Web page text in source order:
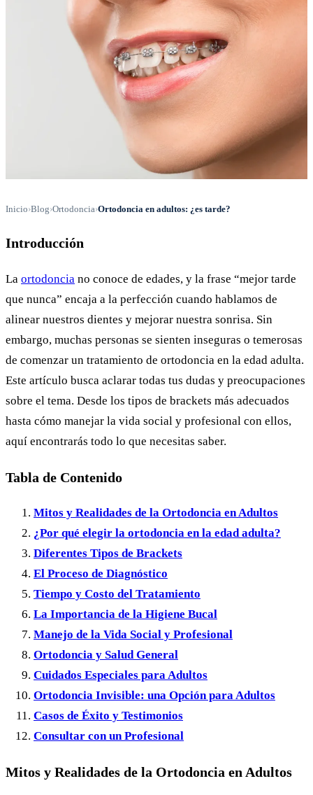
Inicio›Blog›Ortodoncia›Ortodoncia en adultos: ¿es tarde?
Introducción
La ortodoncia no conoce de edades, y la frase “mejor tarde
que nunca” encaja a la perfección cuando hablamos de
alinear nuestros dientes y mejorar nuestra sonrisa. Sin
embargo, muchas personas se sienten inseguras o temerosas
de comenzar un tratamiento de ortodoncia en la edad adulta.
Este artículo busca aclarar todas tus dudas y preocupaciones
sobre el tema. Desde los tipos de brackets más adecuados
hasta cómo manejar la vida social y profesional con ellos,
aquí encontrarás todo lo que necesitas saber.
Tabla de Contenido
Mitos y Realidades de la Ortodoncia en Adultos
¿Por qué elegir la ortodoncia en la edad adulta?
Diferentes Tipos de Brackets
El Proceso de Diagnóstico
Tiempo y Costo del Tratamiento
La Importancia de la Higiene Bucal
Manejo de la Vida Social y Profesional
Ortodoncia y Salud General
Cuidados Especiales para Adultos
Ortodoncia Invisible: una Opción para Adultos
Casos de Éxito y Testimonios
Consultar con un Profesional
Mitos y Realidades de la Ortodoncia en Adultos